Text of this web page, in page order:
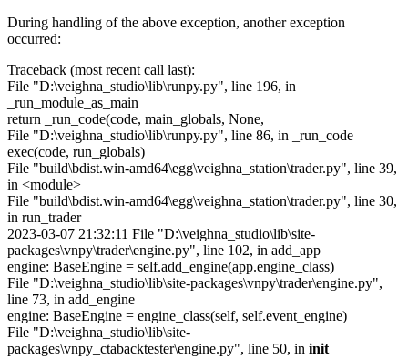
During handling of the above exception, another exception
occurred:
Traceback (most recent call last):
File "D:\veighna_studio\lib\runpy.py", line 196, in
_run_module_as_main
return _run_code(code, main_globals, None,
File "D:\veighna_studio\lib\runpy.py", line 86, in _run_code
exec(code, run_globals)
File "build\bdist.win-amd64\egg\veighna_station\trader.py", line 39,
in <module>
File "build\bdist.win-amd64\egg\veighna_station\trader.py", line 30,
in run_trader
2023-03-07 21:32:11 File "D:\veighna_studio\lib\site-
packages\vnpy\trader\engine.py", line 102, in add_app
engine: BaseEngine = self.add_engine(app.engine_class)
File "D:\veighna_studio\lib\site-packages\vnpy\trader\engine.py",
line 73, in add_engine
engine: BaseEngine = engine_class(self, self.event_engine)
File "D:\veighna_studio\lib\site-
packages\vnpy_ctabacktester\engine.py", line 50, in init